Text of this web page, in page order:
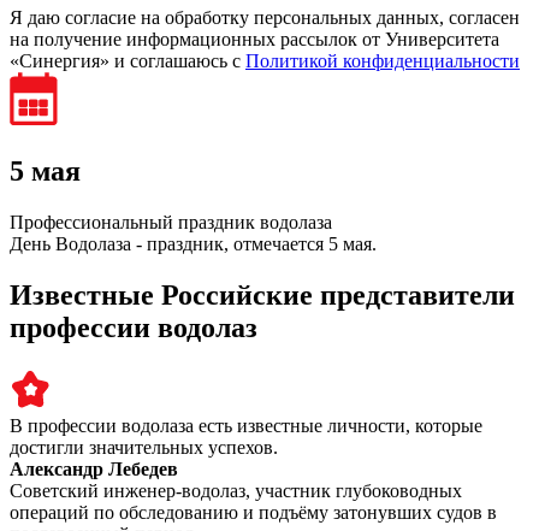
Я даю согласие на обработку персональных данных, согласен
на получение информационных рассылок от Университета
«Синергия» и соглашаюсь c Политикой конфиденциальности
5 мая
Профессиональный праздник водолаза
День Водолаза - праздник, отмечается 5 мая.
Известные Российские представители
профессии водолаз
В профессии водолаза есть известные личности, которые
достигли значительных успехов.
Александр Лебедев
Советский инженер-водолаз, участник глубоководных
операций по обследованию и подъёму затонувших судов в